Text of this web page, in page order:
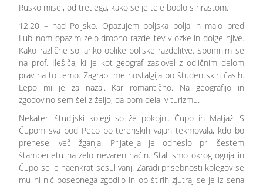
Rusko misel, od tretjega, kako se je tele bodlo s hrastom.
12.20 – nad Poljsko. Opazujem poljska polja in malo pred
Lublinom opazim zelo drobno razdelitev v ozke in dolge njive.
Kako različne so lahko oblike poljske razdelitve. Spomnim se
na prof. Ilešiča, ki je kot geograf zaslovel z odličnim delom
prav na to temo. Zagrabi me nostalgija po študentskih časih.
Lepo mi je za nazaj. Kar romantično. Na geografijo in
zgodovino sem šel z željo, da bom delal v turizmu.
Nekateri študijski kolegi so že pokojni. Čupo in Matjaž. S
Čupom sva pod Peco po terenskih vajah tekmovala, kdo bo
prenesel več žganja. Prijatelja je odneslo pri šestem
štamperletu na zelo nevaren način. Stali smo okrog ognja in
Čupo se je naenkrat sesul vanj. Zaradi prisebnosti kolegov se
mu ni nič posebnega zgodilo in ob štirih zjutraj se je iz sena